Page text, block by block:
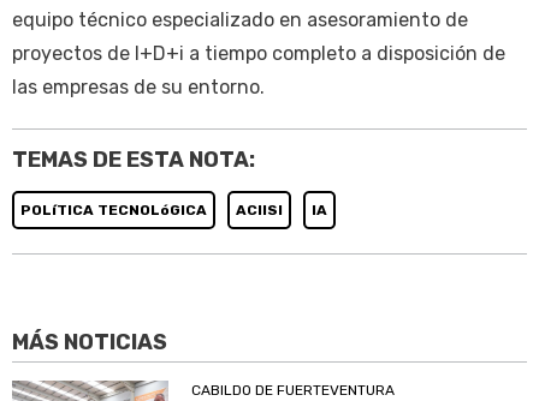
equipo técnico especializado en asesoramiento de
proyectos de I+D+i a tiempo completo a disposición de
las empresas de su entorno.
TEMAS DE ESTA NOTA:
POLíTICA TECNOLóGICA ACIISI IA
MÁS NOTICIAS
CABILDO DE FUERTEVENTURA